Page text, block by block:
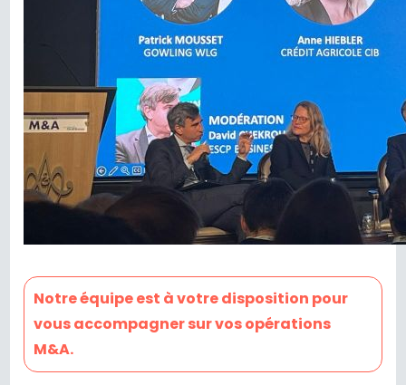
Notre équipe est à votre disposition pour
vous accompagner sur vos opérations
M&A.